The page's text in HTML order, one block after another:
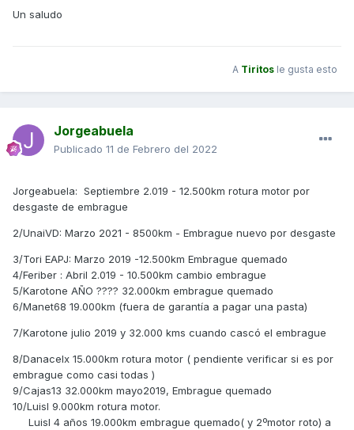
Un saludo
A Tiritos le gusta esto
Jorgeabuela
Publicado 11 de Febrero del 2022
Jorgeabuela: Septiembre 2.019 - 12.500km rotura motor por
desgaste de embrague
2/UnaiVD: Marzo 2021 - 8500km - Embrague nuevo por desgaste
3/Tori EAPJ: Marzo 2019 -12.500km Embrague quemado
4/Feriber : Abril 2.019 - 10.500km cambio embrague
5/Karotone AÑO ???? 32.000km embrague quemado
6/Manet68 19.000km (fuera de garantía a pagar una pasta)
7/Karotone julio 2019 y 32.000 kms cuando cascó el embrague
8/Danacelx 15.000km rotura motor ( pendiente verificar si es por
embrague como casi todas )
9/Cajas13 32.000km mayo2019, Embrague quemado
10/Luisl 9.000km rotura motor.
Luisl 4 años 19.000km embrague quemado( y 2ºmotor roto) a